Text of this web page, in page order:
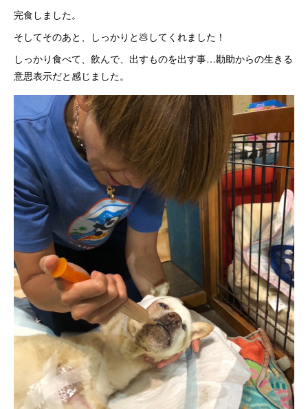
完食しました。
そしてそのあと、しっかりと💩してくれました！
しっかり食べて、飲んで、出すものを出す事…勘助からの生きる
意思表示だと感じました。